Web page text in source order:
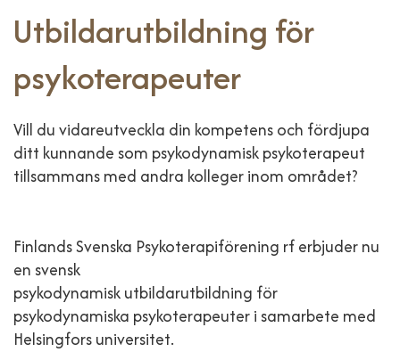
Utbildarutbildning för
psykoterapeuter
Vill du vidareutveckla din kompetens och fördjupa
ditt kunnande som psykodynamisk psykoterapeut
tillsammans med andra kolleger inom området?
Finlands Svenska Psykoterapiförening rf erbjuder nu
en svensk
psykodynamisk utbildarutbildning för
psykodynamiska psykoterapeuter i samarbete med
Helsingfors universitet.